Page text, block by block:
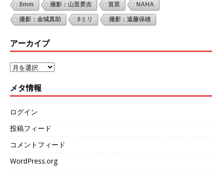
8mm 撮影：山里景吉 首里 NAHA
撮影：金城真助 8ミリ 撮影：遠藤保雄
アーカイブ
メタ情報
ログイン
投稿フィード
コメントフィード
WordPress.org